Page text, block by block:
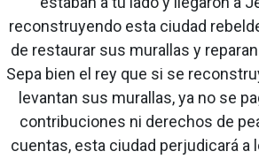
reconstruyendo esta ciudad
de restaurar sus murallas y
Sepa bien el rey que si se
levantan sus murallas, ya no se
contribuciones ni derechos de
cuentas, esta ciudad perjudicará a